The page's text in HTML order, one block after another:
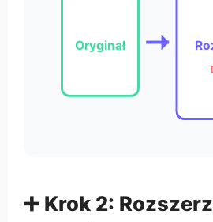
Oryginał
➕ Krok 2: